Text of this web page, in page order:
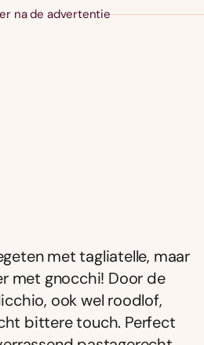
na de advertentie
met tagliatelle, maar
met gnocchi! Door de
ook wel roodlof,
bittere touch. Perfect